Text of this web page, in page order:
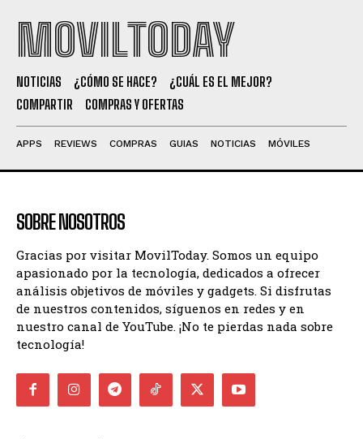
MOVILTODAY
NOTICIAS ¿CÓMO SE HACE?
¿CUÁL ES EL MEJOR?
COMPARTIR
COMPRAS Y OFERTAS
APPS REVIEWS COMPRAS GUIAS NOTICIAS MÓVILES
SOBRE NOSOTROS
Gracias por visitar MovilToday. Somos un equipo
apasionado por la tecnología, dedicados a ofrecer
análisis objetivos de móviles y gadgets. Si disfrutas
de nuestros contenidos, síguenos en redes y en
nuestro canal de YouTube. ¡No te pierdas nada sobre
tecnología!